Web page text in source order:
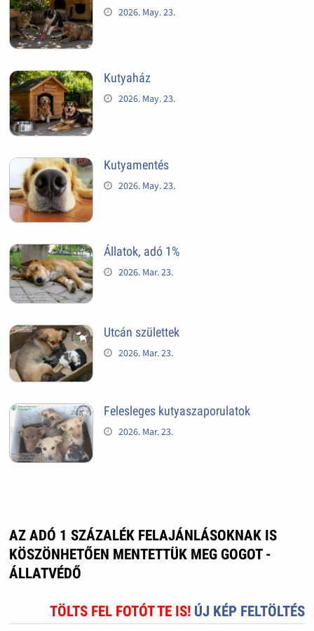
2026. May. 23.
Kutyaház
2026. May. 23.
Kutyamentés
2026. May. 23.
Állatok, adó 1%
2026. Mar. 23.
Utcán születtek
2026. Mar. 23.
Felesleges kutyaszaporulatok
2026. Mar. 23.
AZ ADÓ 1 SZÁZALÉK FELAJÁNLÁSOKNAK IS
KÖSZÖNHETŐEN MENTETTÜK MEG GOGOT -
ÁLLATVÉDŐ
TÖLTS FEL FOTÓT TE IS! ÚJ KÉP FELTÖLTÉS